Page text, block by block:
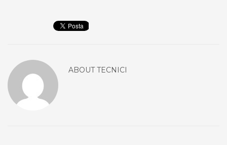
ABOUTTECNICI